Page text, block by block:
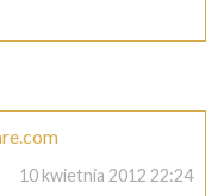
10 kwietnia 2012 22:24